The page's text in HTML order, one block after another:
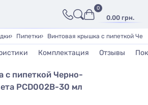
0.00 грн.
0
Пипетки Винтовая крышка с пипеткой
Комплектация Отзывы
с пипеткой Черно-
PCD002B-30 мл